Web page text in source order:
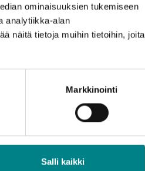
ominaisuuksien tukemiseen
analytiikka-alan
näitä tietoja muihin tietoihin, joita
Markkinointi
Salli kaikki